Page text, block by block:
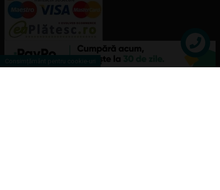
Contact
Consimțământ pentru cookie-uri